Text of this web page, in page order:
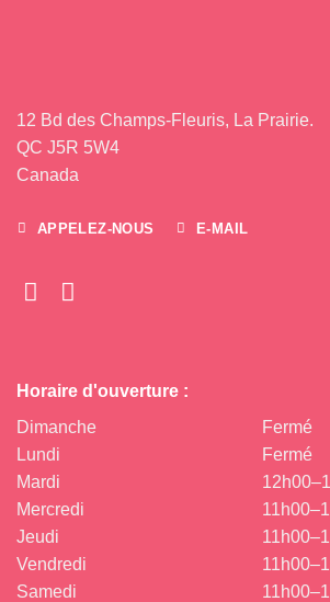
12 Bd des Champs-Fleuris, La Prairie.
QC J5R 5W4
Canada
APPELEZ-NOUS E-MAIL
Horaire d'ouverture :
Dimanche
Lundi
Mardi
Mercredi
Jeudi
Vendredi
Samedi
Fermé
Fermé